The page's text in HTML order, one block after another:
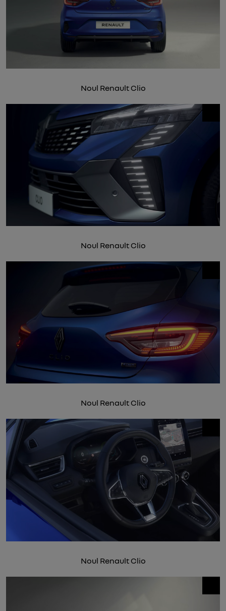
Noul Renault Clio
Noul Renault Clio
Noul Renault Clio
Noul Renault Clio